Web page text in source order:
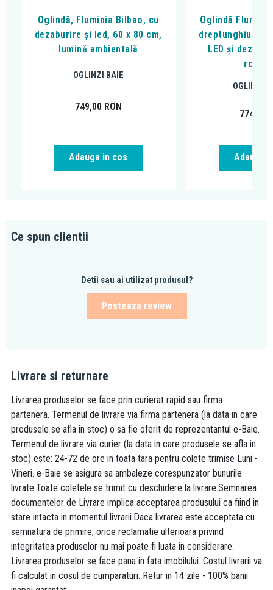
Oglindă, Fluminia Bilbao, cu
dezaburire și led, 60 x 80 cm,
lumină ambientală
OGLINZI BAIE
749,00 RON
Adauga in cos
Oglindă
LED și
OGLINZI
774,89
Adauga
Ce spun clientii
Detii sau ai utilizat produsul?
Posteaza review
Livrare si returnare
Livrarea produselor se face prin curierat rapid sau firma
partenera. Termenul de livrare via firma partenera (la data in care
produsele se afla in stoc) o sa fie oferit de reprezentantul e-Baie.
Termenul de livrare via curier (la data in care produsele se afla in
stoc) este: 24-72 de ore in toata tara pentru colete trimise Luni -
Vineri. e-Baie se asigura sa ambaleze corespunzator bunurile
livrate.Toate coletele se trimit cu deschidere la livrare.Semnarea
documentelor de Livrare implica acceptarea produsului ca fiind in
stare intacta in momentul livrarii.Daca livrarea este acceptata cu
semnatura de primire, orice reclamatie ulterioara privind
integritatea produselor nu mai poate fi luata in considerare.
Livrarea produselor se face pana in fata imobilului. Costul livrarii va
fi calculat in cosul de cumparaturi. Retur in 14 zile - 100% banii